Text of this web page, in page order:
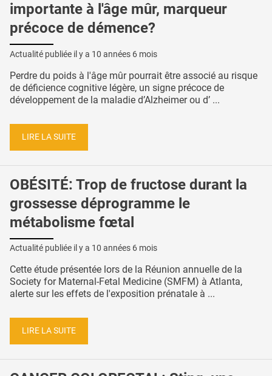
importante à l'âge mûr, marqueur
précoce de démence?
Actualité publiée il y a 10 années 6 mois
Perdre du poids à l'âge mûr pourrait être associé au risque
de déficience cognitive légère, un signe précoce de
développement de la maladie d’Alzheimer ou d’ ...
LIRE LA SUITE
OBÉSITÉ: Trop de fructose durant la
grossesse déprogramme le
métabolisme fœtal
Actualité publiée il y a 10 années 6 mois
Cette étude présentée lors de la Réunion annuelle de la
Society for Maternal-Fetal Medicine (SMFM) à Atlanta,
alerte sur les effets de l'exposition prénatale à ...
LIRE LA SUITE